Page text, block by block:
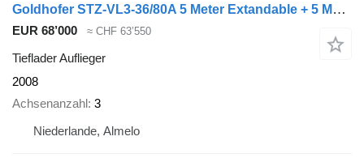
Goldhofer STZ-VL3-36/80A 5 Meter Extandable + 5 Meter Extensions!
EUR 68’000 ≈ CHF 63’550
Tieflader Auflieger
2008
Achsenanzahl 3
Niederlande, Almelo